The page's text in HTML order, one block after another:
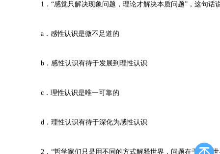
1．“感觉只解决现象问题，理论才解决本质问题”，这句
a．感性认识是微不足道的
b．感性认识有待于发展到理性认识
c．理性认识是唯一可靠的
d．理性认识有待于深化为感性认识
2．“哲学家们只是用不同的方式解释世界，问题在于改变